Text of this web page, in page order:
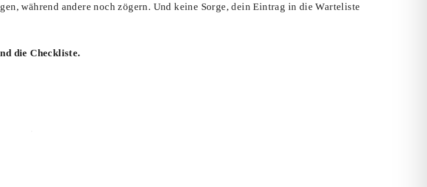
während andere noch zögern. Und keine Sorge, dein Eintrag in die Warteliste
die Checkliste.